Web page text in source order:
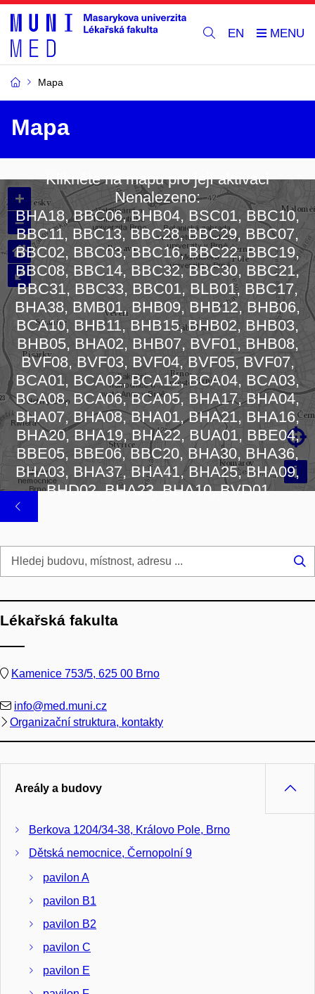
EN
Mapa
Mapa
Načítám mapu…
+
–
i

⌂
⤢
Klikněte na mapu pro její aktivaci
Nenalezeno:
BHA18, BBC06, BHB04, BSC01, BBC10,
BBC11, BBC13, BBC28, BBC29, BBC07,
BBC02, BBC03, BBC16, BBC22, BBC19,
BBC08, BBC14, BBC32, BBC30, BBC21,
BBC31, BBC33, BBC01, BLB01, BBC17,
BHA38, BMB01, BHB09, BHB12, BHB06,
BCA10, BHB11, BHB15, BHB02, BHB03,
BHB05, BHA02, BHB07, BVF01, BHB08,
BVF08, BVF03, BVF04, BVF05, BVF07,
BCA01, BCA02, BCA12, BCA04, BCA03,
BCA08, BCA06, BCA05, BHA17, BHA04,
BHA07, BHA08, BHA01, BHA21, BHA16,
BHA20, BHA19, BHA22, BUA01, BBE04,
BBE05, BBE06, BBC20, BHA30, BHA36,
BHA03, BHA37, BHA41, BHA25, BHA09,
BHD02, BHA23, BHA10, BVD01
Lékařská fakulta
Kamenice 753/5, 625 00 Brno
info@med.muni.cz
Organizační struktura, kontakty
Areály a budovy
Berkova 1204/34-38, Královo Pole, Brno
Dětská nemocnice, Černopolní 9
pavilon A
pavilon B1
pavilon B2
pavilon C
pavilon E